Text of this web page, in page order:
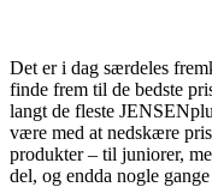
Det er i dag særdeles
finde frem til de bedste
langt de fleste
være med at nedskære
produkter – til juniorer,
del, og endda nogle